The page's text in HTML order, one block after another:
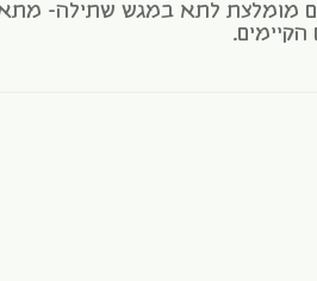
מומלצת לתא במגש שתילה-
הקיימים.